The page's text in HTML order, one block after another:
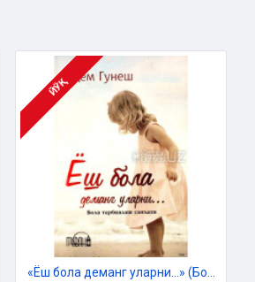
ЙЎҚ